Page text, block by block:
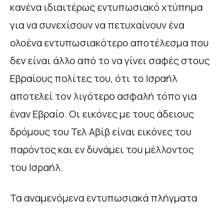
κανένα ιδιαιτέρως εντυπωσιακό χτύπημα
για να συνεχίσουν να πετυχαίνουν ένα
ολοένα εντυπωσιακότερο αποτέλεσμα που
δεν είναι άλλο από το να γίνει σαφές στους
Εβραίους πολίτες του, ότι το Ισραήλ
αποτελεί τον λιγότερο ασφαλή τόπο για
έναν Εβραίο. Οι εικόνες με τους άδειους
δρόμους του Τελ Αβίβ είναι εικόνες του
παρόντος και εν δυνάμει του μέλλοντος
του Ισραήλ.
Τα αναμενόμενα εντυπωσιακά πλήγματα